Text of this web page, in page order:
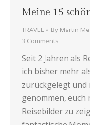
Meine 15
TRAVEL By Martin
3 Comments
Seit 2 Jahren als
ich bisher mehr
zurückgelegt und
genommen, euch
Reisebilder zu